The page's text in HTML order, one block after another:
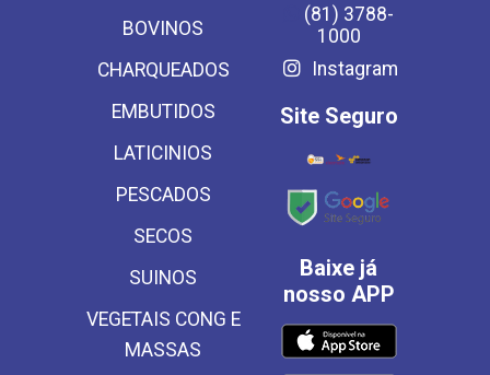
BOVINOS
CHARQUEADOS
EMBUTIDOS
LATICINIOS
PESCADOS
SECOS
SUINOS
VEGETAIS CONG E
MASSAS
(81) 3788-
1000
Instagram
Site Seguro
Baixe já
nosso APP